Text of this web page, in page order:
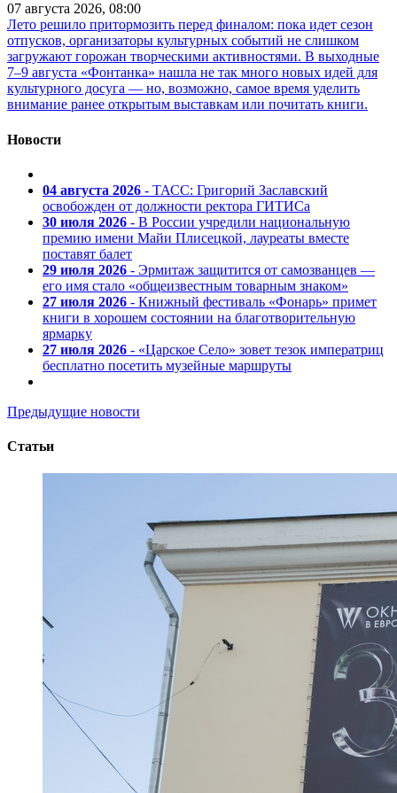
07 августа 2026, 08:00
Лето решило притормозить перед финалом: пока идет сезон
отпусков, организаторы культурных событий не слишком
загружают горожан творческими активностями. В выходные
7–9 августа «Фонтанка» нашла не так много новых идей для
культурного досуга — но, возможно, самое время уделить
внимание ранее открытым выставкам или почитать книги.
Новости
04 августа 2026 - ТАСС: Григорий Заславский
освобожден от должности ректора ГИТИСа
30 июля 2026 - В России учредили национальную
премию имени Майи Плисецкой, лауреаты вместе
поставят балет
29 июля 2026 - Эрмитаж защитится от самозванцев —
его имя стало «общеизвестным товарным знаком»
27 июля 2026 - Книжный фестиваль «Фонарь» примет
книги в хорошем состоянии на благотворительную
ярмарку
27 июля 2026 - «Царское Село» зовет тезок императриц
бесплатно посетить музейные маршруты
Предыдущие новости
Статьи